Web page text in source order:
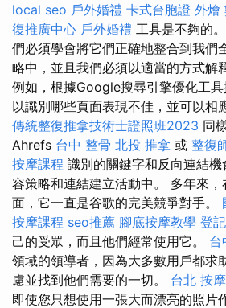
local seo 戶外婚禮 卡式台胞證 外燴
復推廣中心 戶外婚禮 工具是不夠的。
們必須學會將它們正確地整合到我們
略中，並且我們必須以適當的方式解
例如，根據Google搜尋引擎優化工
以識別哪些頁面表現不佳，並可以相
傳統整復推拿技術士證照班2023 同
Ahrefs 台中 整骨 北投 推拿 或 整復
按摩課程 識別的關鍵字和反向連結
容策略和連結建立活動中。 多年來
面，它一直是谷歌的完美競爭對手。
按摩課程 seo推薦 腳底按摩教學 登
己的受眾，而且他們經常使用它。 台
領域的領導者，因為大多數用戶都求
慮並找到他們需要的一切。 台北 按摩
即使您只想使用一張大而漂亮的照片